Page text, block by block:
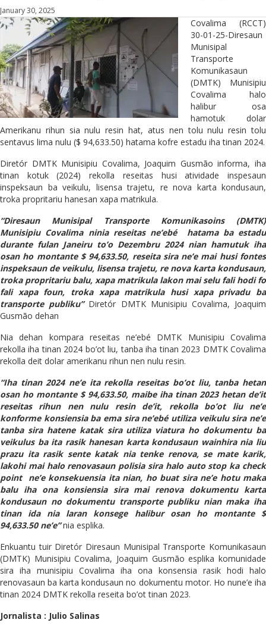
January 30, 2025
Covalima (RCCT)
30-01-25-Diresaun
Munisipal
Transporte
Komunikasaun
(DMTK) Munisipiu
Covalima halo
halibur osa
hamotuk dolar
Amerikanu rihun sia nulu resin hat, atus nen tolu nulu resin tolu
sentavus lima nulu ($ 94,633.50) hatama kofre estadu iha tinan 2024.
Diretór DMTK Munisipiu Covalima, Joaquim Gusmão informa, iha
tinan kotuk (2024) rekolla reseitas husi atividade inspesaun
inspeksaun ba veikulu, lisensa trajetu, re nova karta kondusaun,
troka propritariu hanesan xapa matrikula.
“Diresaun Munisipal Transporte Komunikasoins (DMTK)
Munisipiu Covalima ninia reseitas ne’ebé hatama ba estadu
durante fulan Janeiru to’o Dezembru 2024 nian hamutuk iha
osan ho montante $ 94,633.50, reseita sira ne’e mai husi fontes
inspeksaun de veikulu, lisensa trajetu, re nova karta kondusaun,
troka propritariu balu, xapa matrikula lakon mai selu fali hodi fo
fali xapa foun, troka xapa matrikula husi xapa privadu ba
transporte publiku”Diretór DMTK Munisipiu Covalima, Joaquim
Gusmão dehan
Nia dehan kompara reseitas ne’ebé DMTK Munisipiu Covalima
rekolla iha tinan 2024 bo’ot liu, tanba iha tinan 2023 DMTK Covalima
rekolla deit dolar amerikanu rihun nen nulu resin.
“Iha tinan 2024 ne’e ita rekolla reseitas bo’ot liu, tanba hetan
osan ho montante $ 94,633.50, maibe iha tinan 2023 hetan de’it
reseitas rihun nen nulu resin de’it, rekolla bo’ot liu ne’e
konforme konsiensia ba ema sira ne’ebé utiliza veikulu sira ne’e
tanba sira hatene katak sira utiliza viatura ho dokumentu ba
veikulus ba ita rasik hanesan karta kondusaun wainhira nia liu
prazu ita rasik sente katak nia tenke renova, se mate karik,
lakohi mai halo renovasaun polisia sira halo auto stop ka check
point ne’e konsekuensia ita nian, ho buat sira ne’e hotu maka
balu iha ona konsiensia sira mai renova dokumentu karta
kondusaun no dokumentu transporte publiku nian maka iha
tinan ida nia laran konsege halibur osan ho montante $
94,633.50 ne’e”nia esplika.
Enkuantu tuir Diretór Diresaun Munisipal Transporte Komunikasaun
(DMTK) Munisipiu Covalima, Joaquim Gusmão esplika komunidade
sira iha munisipiu Covalima iha ona konsensia rasik hodi halo
renovasaun ba karta kondusaun no dokumentu motor. Ho nune’e iha
tinan 2024 DMTK rekolla reseita bo’ot tinan 2023.
Jornalista : Julio Salinas